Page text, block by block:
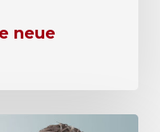
neue